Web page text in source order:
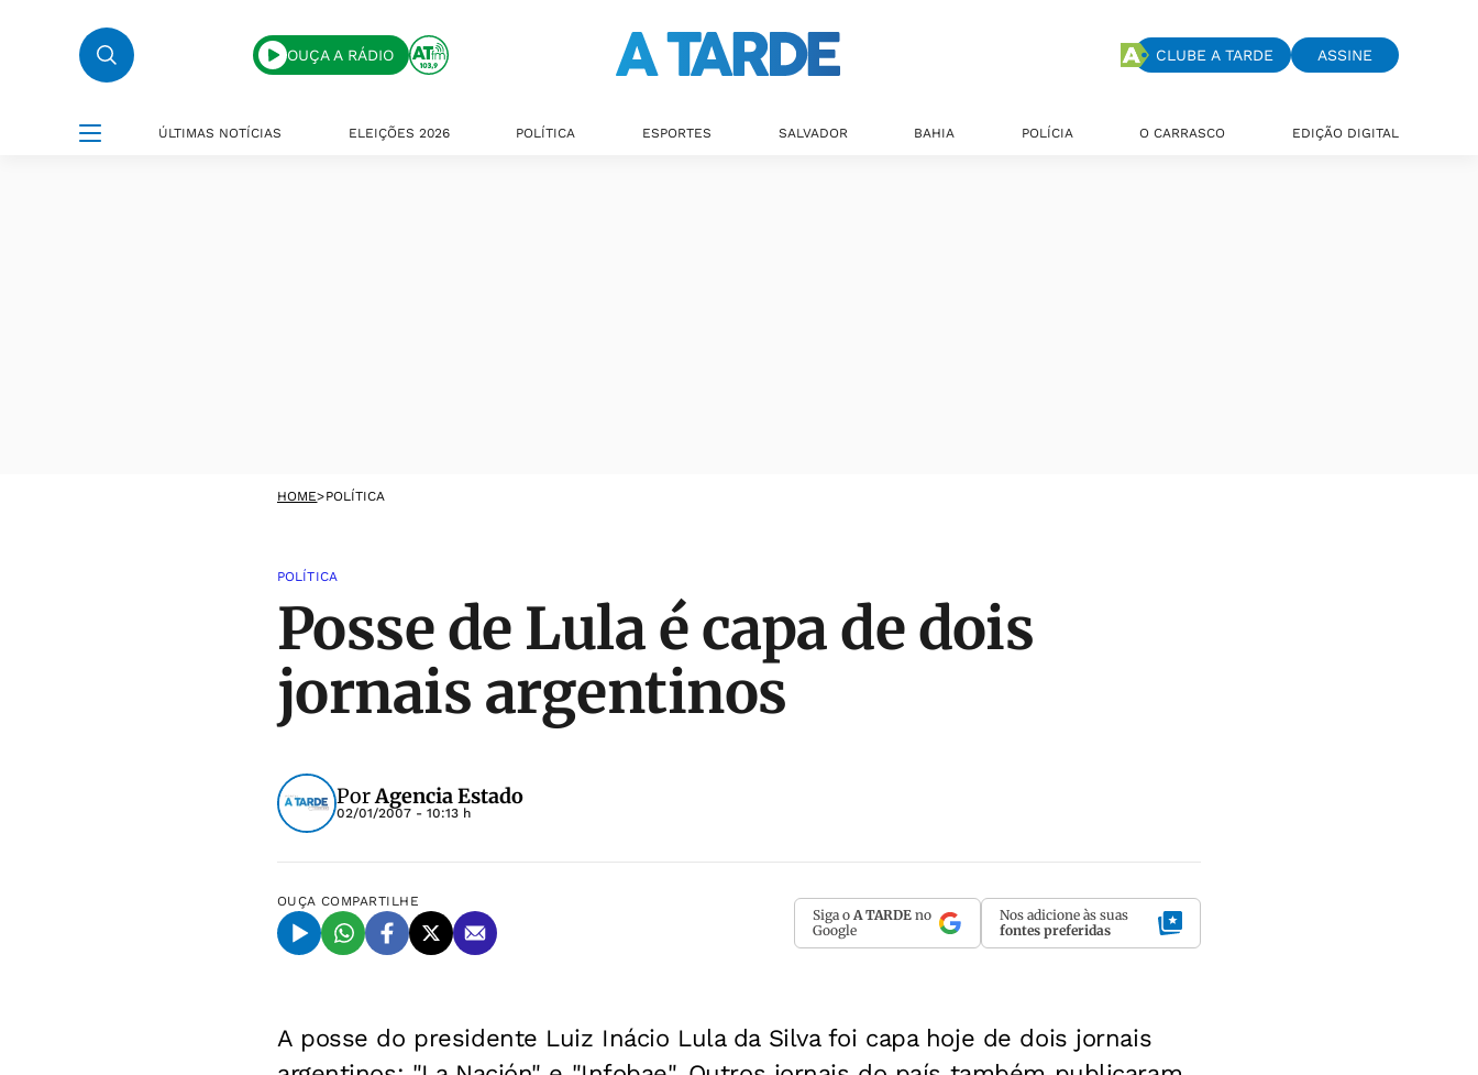
OUÇA A RÁDIO CLUBE A TARDE ASSINE
ÚLTIMAS NOTÍCIAS ELEIÇÕES 2026 POLÍTICA ESPORTES SALVADOR BAHIA POLÍCIA O CARRASCO EDIÇÃO DIGITAL
HOME>POLÍTICA
POLÍTICA
Posse de Lula é capa de dois
jornais argentinos
PorAgencia Estado
02/01/2007 - 10:13 h
OUÇA COMPARTILHE
Siga o A TARDE no
Google
Nos adicione às suas
fontes preferidas
A posse do presidente Luiz Inácio Lula da Silva foi capa hoje de dois jornais